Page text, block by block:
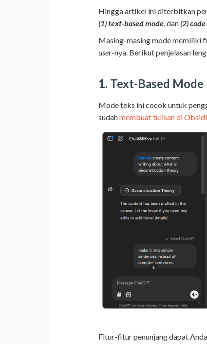
Hingga artikel ini diterbitkan
(1) text-based mode , dan(2)
Masing-masing mode memiliki
user-nya. Berikut penjelasan
1. Text-Based Mode
Mode teks ini cocok untuk
sudahmembuat tulisan di
Fitur-fitur penunjang dapat